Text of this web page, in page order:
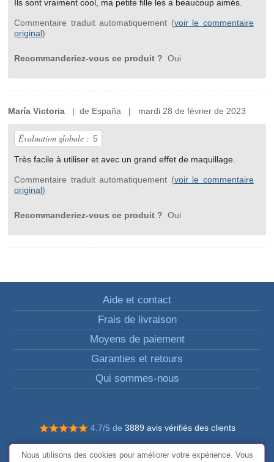
Ils sont vraiment cool, ma petite fille les a beaucoup aimés.
Commentaire traduit automatiquement (voir le commentaire
original)
Recommanderiez-vous ce produit ? Oui
María Victoria | de España | mardi 28 de février de 2023
Évaluation globale : 5
Très facile à utiliser et avec un grand effet de maquillage.
Commentaire traduit automatiquement (voir le commentaire
original)
Recommanderiez-vous ce produit ? Oui
Aide et contact
Frais de livraison
Moyens de paiement
Garanties et retours
Qui sommes-nous
4.7/5 de 3889 avis vérifiés des clients
© Tous droits réservés FunToCome
Nous utilisons des cookies pour améliorer votre expérience. Vous